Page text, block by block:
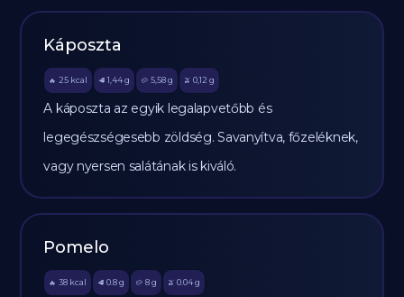
Káposzta
🔥 25 kcal 🥩 1,44 g 🥔 5,58g 🫒 0,12 g
A káposzta az egyik legalapvetőbb és
legegészségesebb zöldség. Savanyítva, főzeléknek,
vagy nyersen salátának is kiváló.
Pomelo
🔥 38 kcal 🥩 0.8 g 🥔 8g 🫒 0.04 g